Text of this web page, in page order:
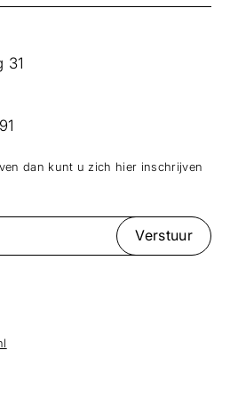
31
dan kunt u zich hier inschrijven
Verstuur